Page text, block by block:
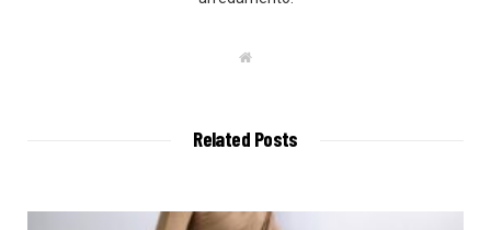
W
Related Posts